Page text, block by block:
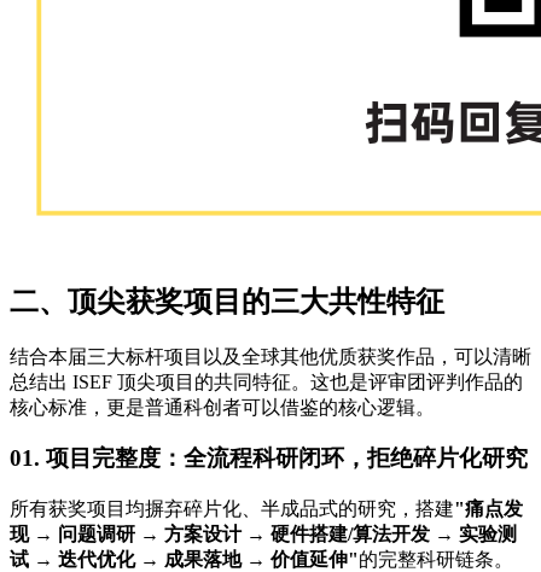
二、顶尖获奖项目的三大共性特征
结合本届三大标杆项目以及全球其他优质获奖作品，可以清晰
总结出 ISEF 顶尖项目的共同特征。这也是评审团评判作品的
核心标准，更是普通科创者可以借鉴的核心逻辑。
01. 项目完整度：全流程科研闭环，拒绝碎片化研究
所有获奖项目均摒弃碎片化、半成品式的研究，搭建"痛点发
现 → 问题调研 → 方案设计 → 硬件搭建/算法开发 → 实验测
试 → 迭代优化 → 成果落地 → 价值延伸"的完整科研链条。